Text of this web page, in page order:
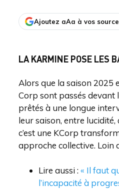
Ajoutez aAa à vos
LA KARMINE POSE LES
Alors que la saison 2025
Corp sont passés devant
prêtés à une longue
leur saison, entre
c’est une KCorp
approche collective. Loin
Lire aussi :« Il faut
l’incapacité à